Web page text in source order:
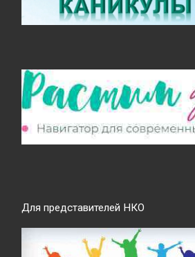
Для представителей НКО